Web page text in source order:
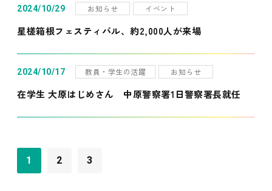
2024/10/29 お知らせ イベント
星槎箱根フェスティバル、約2,000人が来場
2024/10/17 教員・学生の活躍 お知らせ
在学生 大原はじめさん 中原警察署1日警察署長就任
1 2 3